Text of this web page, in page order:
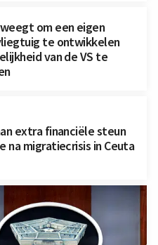
om een eigen
te ontwikkelen
van de VS te
extra financiële steun
na migratiecrisis in Ceuta